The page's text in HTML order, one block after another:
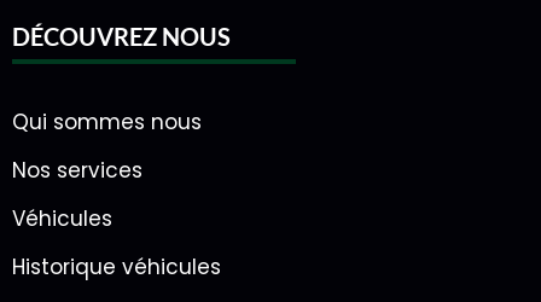
DÉCOUVREZ NOUS
Qui sommes nous
Nos services
Véhicules
Historique véhicules